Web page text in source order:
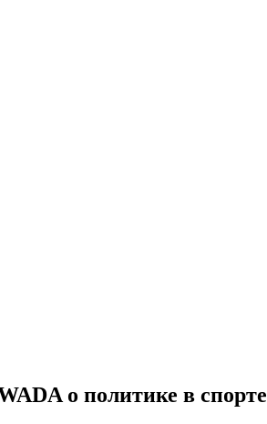
о политике в спорте